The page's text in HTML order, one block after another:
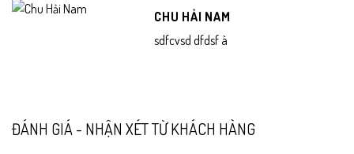
CHU HẢI NAM
sdfcvsd dfdsf à
ĐÁNH GIÁ - NHẬN XÉT TỪ KHÁCH HÀNG